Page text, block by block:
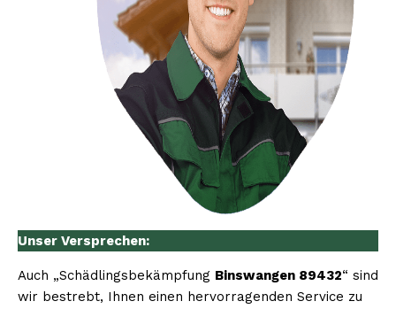
Unser Versprechen:
Auch „Schädlingsbekämpfung Binswangen 89432“ sind
wir bestrebt, Ihnen einen hervorragenden Service zu